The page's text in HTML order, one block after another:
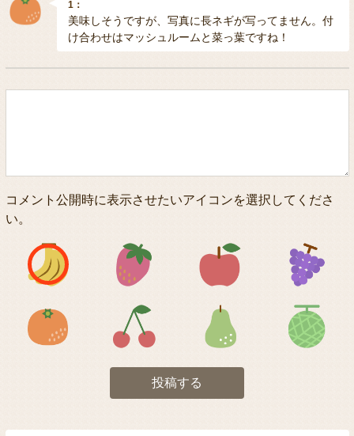
1：
美味しそうですが、写真に長ネギが写ってません。付
け合わせはマッシュルームと菜っ葉ですね！
コメント公開時に表示させたいアイコンを選択してくださ
い。
アイコン1 アイコン2 アイコン3
アイコン5 アイコン6 アイコン7
投稿する